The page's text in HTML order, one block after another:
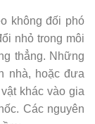
không đối phó
nhỏ trong môi
thẳng. Những
nhà, hoặc đưa
khác vào gia
Các nguyên